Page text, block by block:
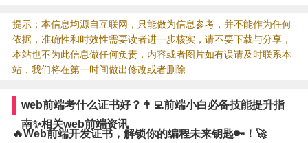
提示：本信息均源自互联网，只能做为信息参考，并不能作为任何
依据，准确性和时效性需要读者进一步核实，请不要下载与分享，
本站也不为此信息做任何负责，内容或者图片如有误请及时联系本
站，我们将在第一时间做出修改或者删除
web前端考什么证书好？👨‍💻前端小白必备技能提升指
南✨相关web前端资讯
🔥Web前端开发证书，解锁你的编程未来钥匙🔑！🚀